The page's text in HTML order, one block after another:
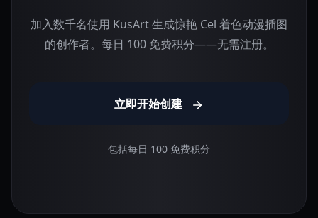
加入数千名使用 KusArt 生成惊艳 Cel 着色动漫插图
的创作者。每日 100 免费积分——无需注册。
立即开始创建
包括每日 100 免费积分